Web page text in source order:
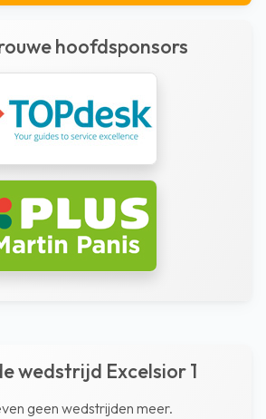
hoofdsponsors
wedstrijd Excelsior 1
geen wedstrijden meer.